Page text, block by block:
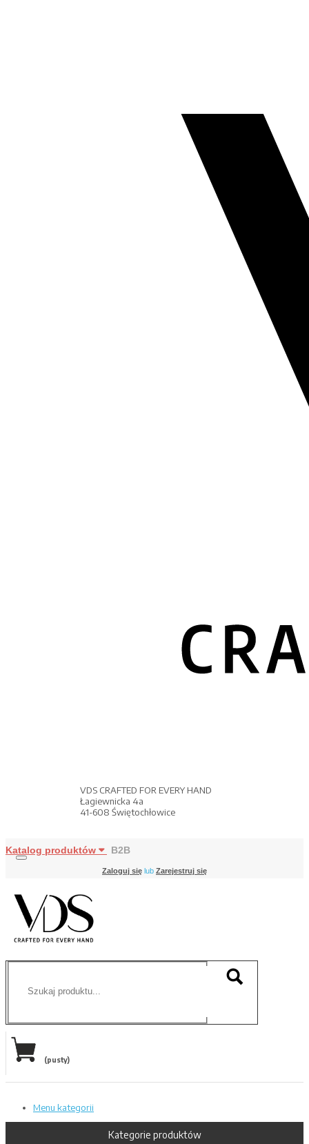
VDS CRAFTED FOR EVERY HAND
Łagiewnicka 4a
41-608 Świętochłowice
Katalog produktów B2B
Zaloguj się lub Zarejestruj się
(pusty)
Menu kategorii
Kategorie produktów